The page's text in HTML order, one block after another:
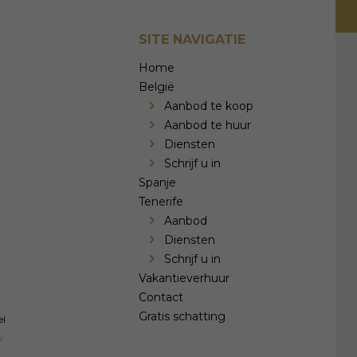
SITE NAVIGATIE
Home
België
Aanbod te koop
Aanbod te huur
Diensten
Schrijf u in
Spanje
Tenerife
Aanbod
Diensten
Schrijf u in
Vakantieverhuur
Contact
Gratis schatting